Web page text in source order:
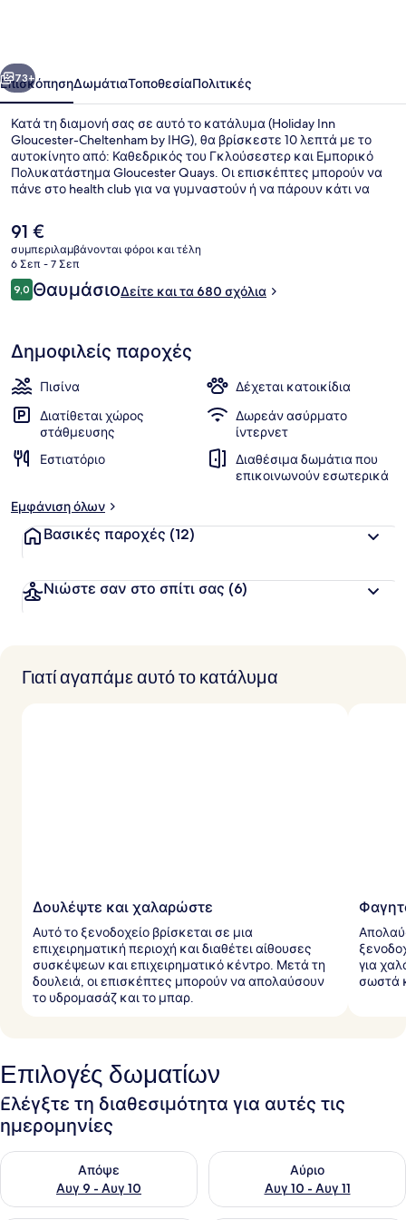
IHG
Επόμενο
73+
ΕπισκόπησηΔωμάτιαΤοποθεσίαΠολιτικές
Κατά τη διαμονή σας σε αυτό το κατάλυμα (Holiday Inn
Gloucester-Cheltenham by IHG), θα βρίσκεστε 10 λεπτά με το
αυτοκίνητο από: Καθεδρικός του Γκλούσεστερ και Εμπορικό
Πολυκατάστημα Gloucester Quays. Οι επισκέπτες μπορούν να
πάνε στο health club για να γυμναστούν ή να πάρουν κάτι να
κουζίνα. Θα βρείτε ακόμη παροχές όπως εσωτερική πισίνα,
μπαρ/lounge και μπανιέρα υδρομασάζ. Για το εξυπηρετικό
προσωπικό και τη συνολική κατάσταση του καταλύματος το
κατάλυμα λαμβάνει καλή βαθμολογία από τους ταξιδιώτες.
Η
τρέχουσα
τιμή
είναι
91 €
91 €
συμπεριλαμβάνονται φόροι και τέλη
6 Σεπ - 7 Σεπ
Σχόλια
9,09,0 στα 10
ΘαυμάσιοΔείτε και τα 680 σχόλια
Δημοφιλείς παροχές
Πισίνα
Δέχεται κατοικίδια
Διατίθεται χώρος
στάθμευσης
Δωρεάν ασύρματο
ίντερνετ
Εστιατόριο
Διαθέσιμα δωμάτια που
επικοινωνούν εσωτερικά
Εμφάνιση όλων
Βασικές παροχές (12)
Νιώστε σαν στο σπίτι σας (6)
Γιατί αγαπάμε αυτό το κατάλυμα
Δουλέψτε και χαλαρώστε
Αυτό το ξενοδοχείο βρίσκεται σε μια
επιχειρηματική περιοχή και διαθέτει αίθουσες
συσκέψεων και επιχειρηματικό κέντρο. Μετά τη
δουλειά, οι επισκέπτες μπορούν να απολαύσουν
το υδρομασάζ και το μπαρ.
για
σωστά
Επιλογές δωματίων
Ελέγξτε τη διαθεσιμότητα για αυτές τις
ημερομηνίες
Απόψε
Αυγ 9 - Αυγ 10
Έλεγχος διαθεσιμότητας για απόψε Αυγ 9 - Αυγ 10
Αύριο
Αυγ 10 - Αυγ 11
Έλεγχος διαθεσιμότητας